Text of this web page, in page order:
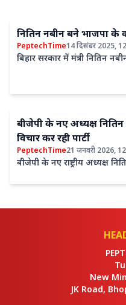
नितिन नबीन बने भाजपा के
PeptechTime14 दिसंबर 2025,
बिहार सरकार में मंत्री नितिन
बीजेपी के नए अध्यक्ष
विचार कर रही पार्टी
PeptechTime21 जनवरी 2026,
बीजेपी के नए राष्ट्रीय अध्यक्ष
New
JK Road,